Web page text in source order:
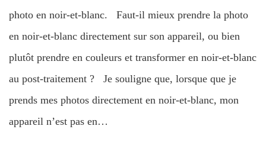
photo en noir-et-blanc. Faut-il mieux prendre la photo
en noir-et-blanc directement sur son appareil, ou bien
plutôt prendre en couleurs et transformer en noir-et-blanc
au post-traitement ? Je souligne que, lorsque que je
prends mes photos directement en noir-et-blanc, mon
appareil n’est pas en…